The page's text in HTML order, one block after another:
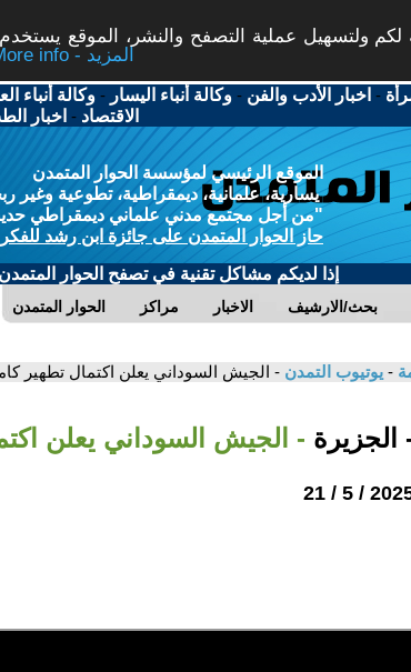
ولتسهيل عملية التصفح والنشر، الموقع
More info - المزيد
- اخبار الأدب والفن -وكالة أنباء اليسار -وكالة أنباء
الاقتصاد - اخبار
الموقع الرئيسي لمؤسسة الحوار المتمدن
يسارية، علمانية، ديمقراطية، تطوعية وغير
"من أجل مجتمع مدني علماني ديمقراطي حديث
حاز الحوار المتمدن على جائزة ابن رشد للفكر
إذا لديكم مشاكل تقنية في تصفح الحوار
الحوار المتمدن مراكز الاخبار بحث/الارشيف
- يوتيوب التمدن - الجيش السوداني يعلن اكتمال تطهير
الجزيرة - الجيش السوداني يعلن
2025 / 5 /